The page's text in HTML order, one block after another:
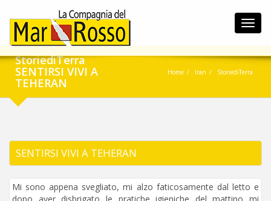
StoriediTerra
SENTIRSI VIVI A
TEHERAN
Home Iran StoriediTerra
SENTIRSI VIVI A TEHERAN
Mi sono appena svegliato, mi alzo faticosamente dal letto e